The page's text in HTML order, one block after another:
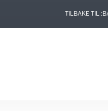
TILBAKE TIL :